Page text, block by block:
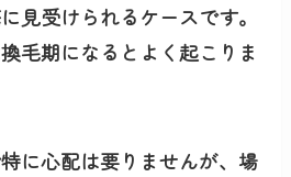
見受けられるケースです。
毛期になるとよく起こりま
に心配は要りませんが、場